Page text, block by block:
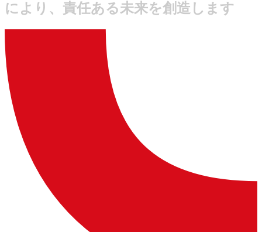
により、責任ある未来を創造します